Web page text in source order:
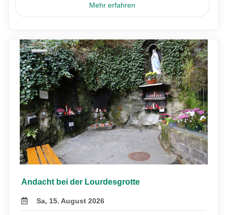
Mehr erfahren
Andacht bei der Lourdesgrotte
Sa, 15. August 2026